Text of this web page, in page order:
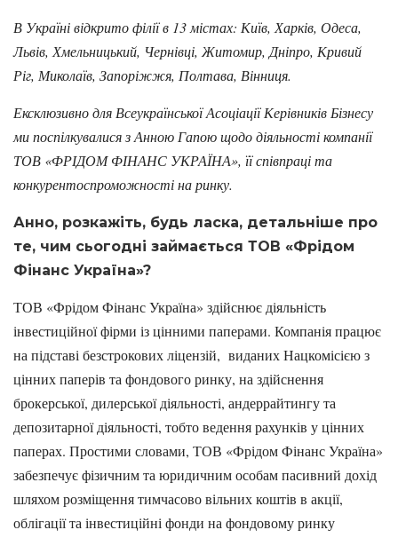
В Україні відкрито філії в 13 містах: Київ, Харків, Одеса,
Львів, Хмельницький, Чернівці, Житомир, Дніпро, Кривий
Ріг, Миколаїв, Запоріжжя, Полтава, Вінниця.
Ексклюзивно для Всеукраїнської Асоціації Керівників Бізнесу
ми поспілкувалися з Анною Гапою щодо діяльності компанії
ТОВ «ФРІДОМ ФІНАНС УКРАЇНА», її співпраці та
конкурентоспроможності на ринку.
Анно, розкажіть, будь ласка, детальніше про
те, чим сьогодні займається ТОВ «Фрідом
Фінанс Україна»?
ТОВ «Фрідом Фінанс Україна» здійснює діяльність
інвестиційної фірми із цінними паперами. Компанія працює
на підставі безстрокових ліцензій, виданих Нацкомісією з
цінних паперів та фондового ринку, на здійснення
брокерської, дилерської діяльності, андеррайтингу та
депозитарної діяльності, тобто ведення рахунків у цінних
паперах. Простими словами, ТОВ «Фрідом Фінанс Україна»
забезпечує фізичним та юридичним особам пасивний дохід
шляхом розміщення тимчасово вільних коштів в акції,
облігації та інвестиційні фонди на фондовому ринку